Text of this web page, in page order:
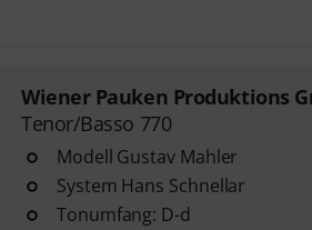
Wiener Pauken Produktions
Tenor/Basso 770
Modell Gustav Mahler
System Hans Schnellar
Tonumfang: D-d